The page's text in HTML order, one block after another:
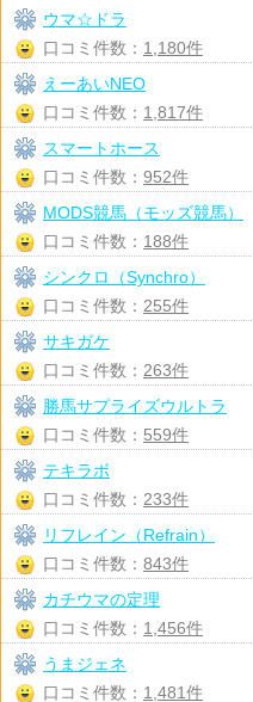
ウマ☆ドラ
口コミ件数： 1,180件
えーあいNEO
口コミ件数： 1,817件
スマートホース
口コミ件数： 952件
MODS競馬（モッズ競馬）
口コミ件数： 188件
シンクロ（Synchro）
口コミ件数： 255件
サキガケ
口コミ件数： 263件
勝馬サプライズウルトラ
口コミ件数： 559件
テキラボ
口コミ件数： 233件
リフレイン（Refrain）
口コミ件数： 843件
カチウマの定理
口コミ件数： 1,456件
うまジェネ
口コミ件数： 1,481件